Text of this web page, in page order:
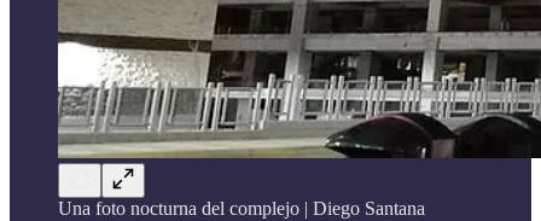
Una foto nocturna del complejo | Diego Santana